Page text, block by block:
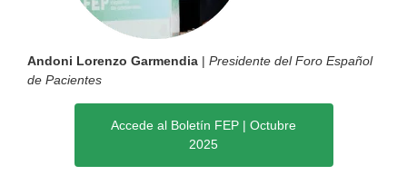
Andoni Lorenzo Garmendia | Presidente del Foro Español
de Pacientes
Accede al Boletín FEP | Octubre
2025